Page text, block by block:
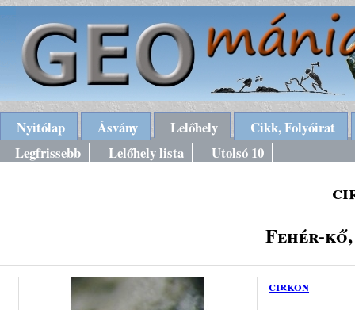
Nyitólap Ásvány Lelőhely
Cikk, Folyóirat
Legfrissebb
Lelőhely lista Utolsó 10
Fehér-
cirkon